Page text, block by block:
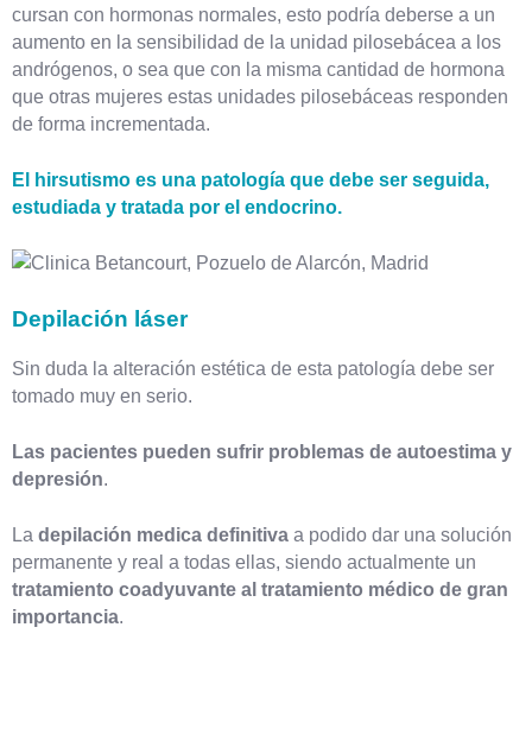
cursan con hormonas normales, esto podría deberse a un
aumento en la sensibilidad de la unidad pilosebácea a los
andrógenos, o sea que con la misma cantidad de hormona
que otras mujeres estas unidades pilosebáceas responden
de forma incrementada.
El hirsutismo es una patología que debe ser seguida,
estudiada y tratada por el endocrino.
Depilación láser
Sin duda la alteración estética de esta patología debe ser
tomado muy en serio.
Las pacientes pueden sufrir problemas de autoestima y
depresión.
La depilación medica definitiva a podido dar una solución
permanente y real a todas ellas, siendo actualmente un
tratamiento coadyuvante al tratamiento médico de gran
importancia.